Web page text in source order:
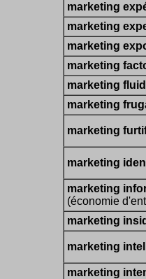
marketing
marketing
marketing
marketing
marketing
marketing
marketing
marketing
marketing
(économie
marketing
marketing
marketing